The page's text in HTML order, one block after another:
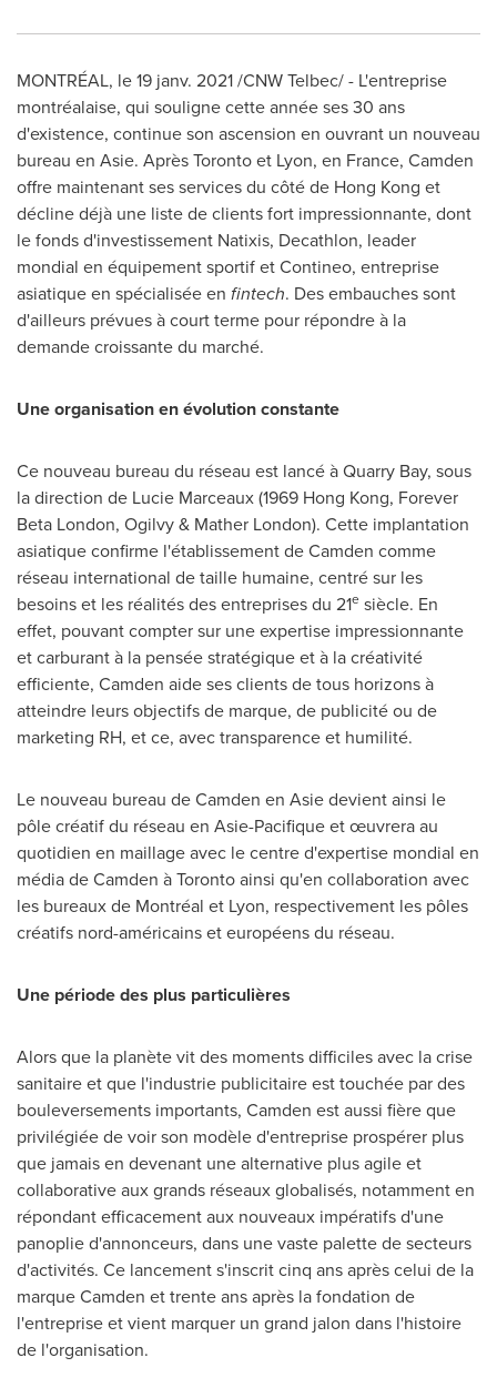
MONTRÉAL, le 19 janv. 2021 /CNW Telbec/ - L'entreprise
montréalaise, qui souligne cette année ses 30 ans
d'existence, continue son ascension en ouvrant un nouveau
bureau en Asie. AprèsTorontoet Lyon, en France, Camden
offre maintenant ses services du côté de Hong Kong et
décline déjà une liste de clients fort impressionnante, dont
le fonds d'investissement Natixis, Decathlon, leader
mondial en équipement sportif et Contineo, entreprise
asiatique en spécialisée en fintech. Des embauches sont
d'ailleurs prévues à court terme pour répondre à la
demande croissante du marché.
Une organisation en évolution constante
Ce nouveau bureau du réseau est lancé à Quarry Bay, sous
la direction de Lucie Marceaux(1969 Hong Kong, Forever
Beta London, Ogilvy & Mather London). Cette implantation
asiatique confirme l'établissement de Camden comme
réseau international de taille humaine, centré sur les
besoins et les réalités des entreprises du 21e siècle. En
effet, pouvant compter sur une expertise impressionnante
et carburant à la pensée stratégique et à la créativité
efficiente, Camden aide ses clients de tous horizons à
atteindre leurs objectifs de marque, de publicité ou de
marketing RH, et ce, avec transparence et humilité.
Le nouveau bureau de Camden en Asie devient ainsi le
pôle créatif du réseau en Asie-Pacifique et œuvrera au
quotidien en maillage avec le centre d'expertise mondial en
média de Camden àTorontoainsi qu'en collaboration avec
les bureaux de Montréal et Lyon, respectivement les pôles
créatifs nord-américains et européens du réseau.
Une période des plus particulières
Alors que la planète vit des moments difficiles avec la crise
sanitaire et que l'industrie publicitaire est touchée par des
bouleversements importants, Camden est aussi fière que
privilégiée de voir son modèle d'entreprise prospérer plus
que jamais en devenant une alternative plus agile et
collaborative aux grands réseaux globalisés, notamment en
répondant efficacement aux nouveaux impératifs d'une
panoplie d'annonceurs, dans une vaste palette de secteurs
d'activités. Ce lancement s'inscrit cinq ans après celui de la
marque Camden et trente ans après la fondation de
l'entreprise et vient marquer un grand jalon dans l'histoire
de l'organisation.